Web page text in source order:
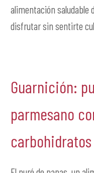
alimentación saludable
disfrutar sin sentirte
Guarnición:
parmesano